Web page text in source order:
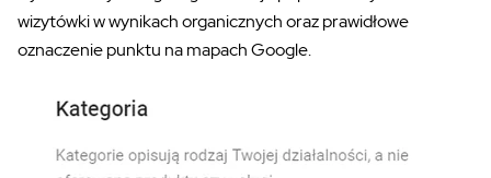
wizytówki w wynikach organicznych oraz prawidłowe
oznaczenie punktu na mapach Google.